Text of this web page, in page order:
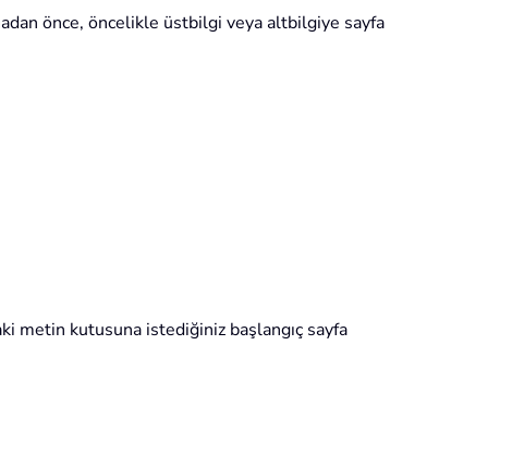
önce, öncelikle üstbilgi veya altbilgiye sayfa
metin kutusuna istediğiniz başlangıç sayfa